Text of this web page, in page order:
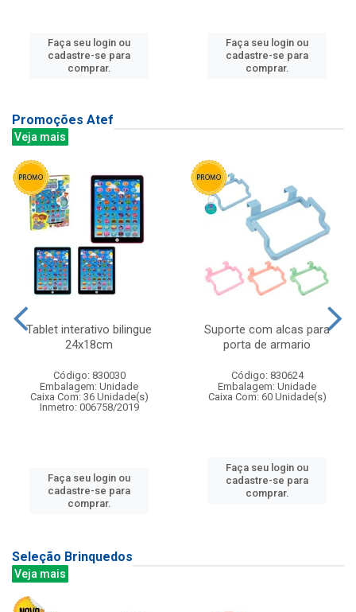
Faça seu login ou
cadastre-se para
comprar.
Faça seu login ou
cadastre-se para
comprar.
Promoções Atef
Veja mais
Tablet interativo bilingue
24x18cm
Código: 830030
Embalagem: Unidade
Caixa Com: 36 Unidade(s)
Inmetro: 006758/2019
Faça seu login ou
cadastre-se para
comprar.
Suporte com alcas para
porta de armario
Código: 830624
Embalagem: Unidade
Caixa Com: 60 Unidade(s)
Faça seu login ou
cadastre-se para
comprar.
Seleção Brinquedos
Veja mais